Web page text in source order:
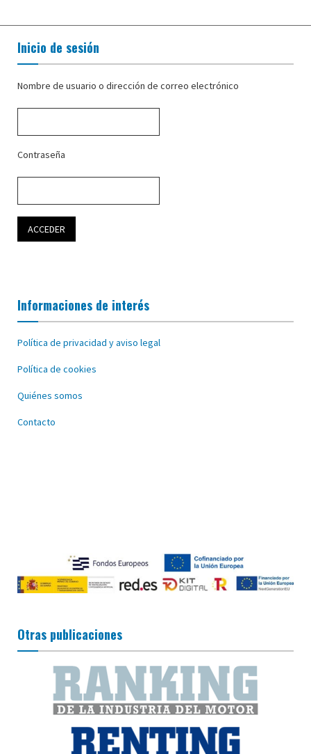
Inicio de sesión
Nombre de usuario o dirección de correo electrónico
Contraseña
Informaciones de interés
Política de privacidad y aviso legal
Política de cookies
Quiénes somos
Contacto
Otras publicaciones